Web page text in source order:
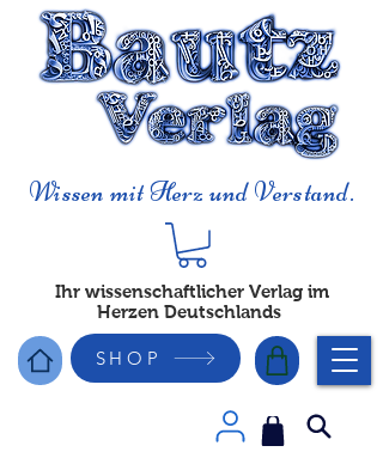
Wissen mit Herz und Verstand.
Ihr wissenschaftlicher Verlag im
Herzen Deutschlands
SHOP